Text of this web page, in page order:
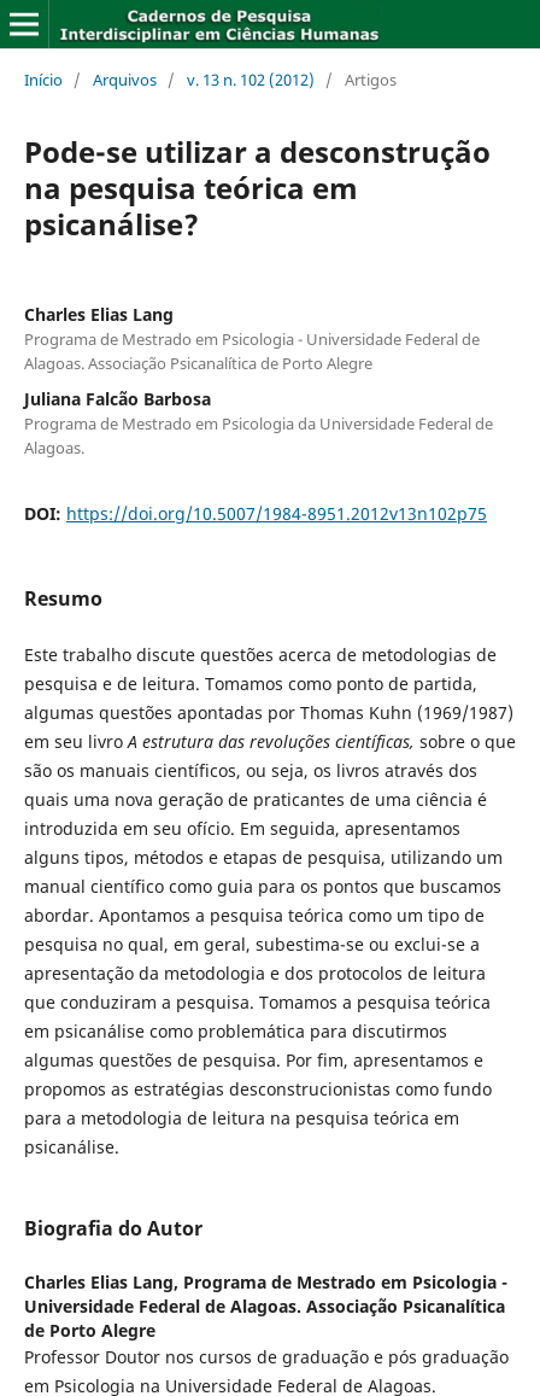
Início / Arquivos / v. 13 n. 102 (2012) / Artigos
Pode-se utilizar a desconstrução
na pesquisa teórica em
psicanálise?
Charles Elias Lang
Programa de Mestrado em Psicologia - Universidade Federal de
Alagoas. Associação Psicanalítica de Porto Alegre
Juliana Falcão Barbosa
Programa de Mestrado em Psicologia da Universidade Federal de
Alagoas.
DOI: https://doi.org/10.5007/1984-8951.2012v13n102p75
Resumo
Este trabalho discute questões acerca de metodologias de
pesquisa e de leitura. Tomamos como ponto de partida,
algumas questões apontadas por Thomas Kuhn (1969/1987)
em seu livroA estrutura das revoluções científicas, sobre o que
são os manuais científicos, ou seja, os livros através dos
quais uma nova geração de praticantes de uma ciência é
introduzida em seu ofício. Em seguida, apresentamos
alguns tipos, métodos e etapas de pesquisa, utilizando um
manual científico como guia para os pontos que buscamos
abordar. Apontamos a pesquisa teórica como um tipo de
pesquisa no qual, em geral, subestima-se ou exclui-se a
apresentação da metodologia e dos protocolos de leitura
que conduziram a pesquisa. Tomamos a pesquisa teórica
em psicanálise como problemática para discutirmos
algumas questões de pesquisa. Por fim, apresentamos e
propomos as estratégias desconstrucionistas como fundo
para a metodologia de leitura na pesquisa teórica em
psicanálise.
Biografia do Autor
Charles Elias Lang, Programa de Mestrado em Psicologia -
Universidade Federal de Alagoas. Associação Psicanalítica
de Porto Alegre
Professor Doutor nos cursos de graduação e pós graduação
em Psicologia na Universidade Federal de Alagoas.